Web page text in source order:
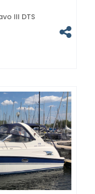
III DTS